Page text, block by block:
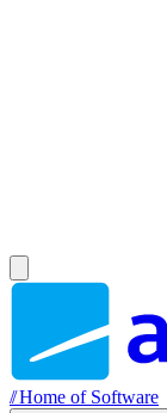
//Home of Software